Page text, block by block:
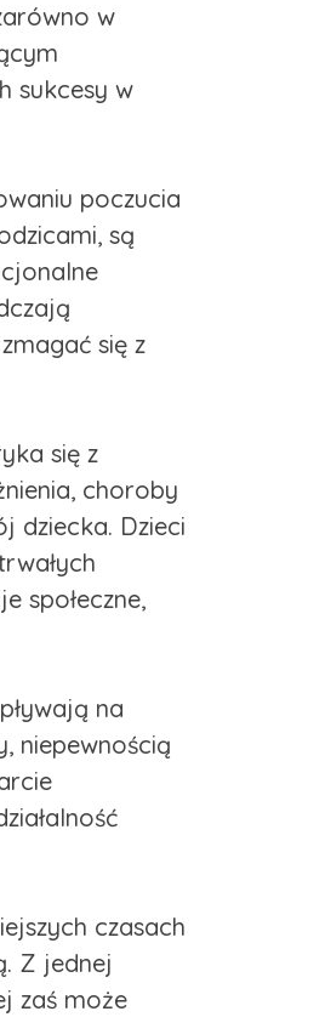
w
sukcesy w
poczucia
są
się z
się z
choroby
dziecka. Dzieci
społeczne,
na
niepewnością
czasach
Z jednej
zaś może